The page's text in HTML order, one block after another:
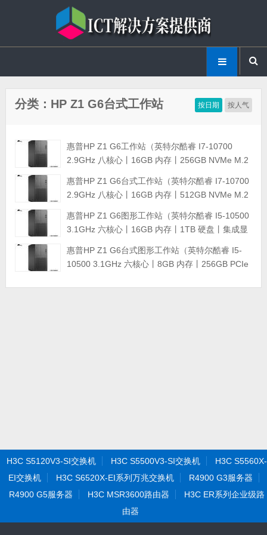
按日期 按人气
分类：HP Z1 G6台式工作站
惠普HP Z1 G6工作站（英特尔酷睿 I7-10700
2.9GHz 八核心丨16GB 内存丨256GB NVMe M.2
修）
惠普HP Z1 G6台式工作站（英特尔酷睿 I7-10700
2.9GHz 八核心丨16GB 内存丨512GB NVMe M.2
惠普HP Z1 G6图形工作站（英特尔酷睿 I5-10500
3.1GHz 六核心丨16GB 内存丨1TB 硬盘丨集成显
惠普HP Z1 G6台式图形工作站（英特尔酷睿 I5-
10500 3.1GHz 六核心丨8GB 内存丨256GB PCIe
H3C S5120V3-SI交换机 H3C S5500V3-SI交换机
H3C S5560X-
EI交换机
H3C S6520X-EI系列万兆交换机
R4900 G3服务器
R4900 G5服务器
H3C MSR3600路由器
H3C ER系列企业级路
由器